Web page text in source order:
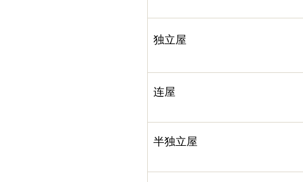
独立屋
连屋
半独立屋